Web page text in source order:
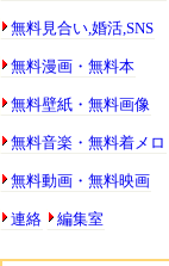
無料見合い,婚活,SNS
無料漫画・無料本
無料壁紙・無料画像
無料音楽・無料着メロ
無料動画・無料映画
連絡 編集室